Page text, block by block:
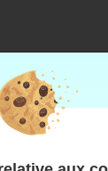
38 38
paysdegex.fr
Accueil